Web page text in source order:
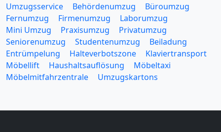
Umzugsservice Behördenumzug
Büroumzug
Fernumzug
Firmenumzug
Laborumzug
Mini Umzug
Praxisumzug
Privatumzug
Seniorenumzug
Studentenumzug
Beiladung
Entrümpelung
Halteverbotszone
Klaviertransport
Möbellift
Haushaltsauflösung
Möbeltaxi
Möbelmitfahrzentrale
Umzugskartons